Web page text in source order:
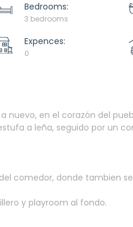
Bedrooms:
3 bedrooms
Expences:
0
nuevo, en el corazón del
a leña, seguido por un
comedor, donde tambien
y playroom al fondo.